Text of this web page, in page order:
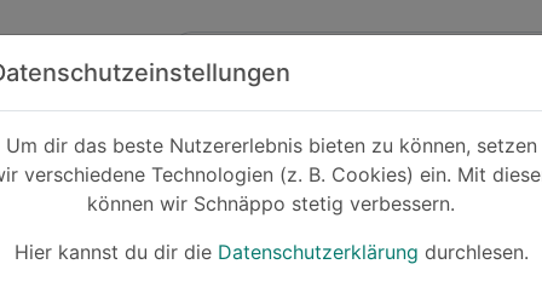
Um dir das beste Nutzererlebnis bieten zu können, setzen
verschiedene Technologien (z. B. Cookies) ein. Mit
können wir Schnäppo stetig verbessern.
Hier kannst du dir die Datenschutzerklärung durchlesen.
Cashback
-16%
LG